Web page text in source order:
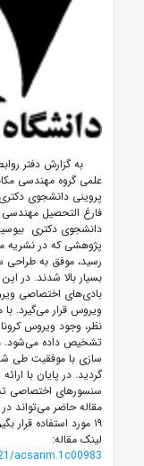
به گزارش دفتر
علمی گروه مهندسی
پروینی دانشجوی
فارغ التحصیل مهندسی
دانشجوی دکتری
رسید، موفق به
بسیار بالا شدند. در
بادی‌های اختصاصی
ویروس قرار می‌گیرد.
سازی با موفقیت طی شد
گردید. در پایان با
سنسور‌های اختصاصی
مقاله حاضر
۱۹ مورد استفاده قرار بگیرد.
لینک مقاله:
acsanm.1c00983